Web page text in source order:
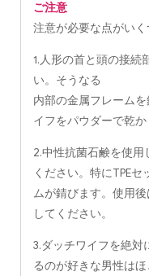
ご注意
注意が必要な点がいく
1.人形の首と頭の接続
い。そうなる
内部の金属フレーム
イフをパウダーで乾か
2.中性抗菌石鹸を使
ください。特にTPE
ムが錆びます。使用
してください。
3.ダッチワイフを絶対
るのが好きな男性はほ